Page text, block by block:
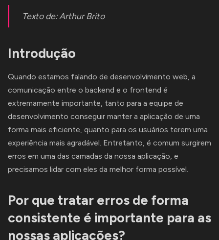
Texto de:Arthur Brito
Introdução
Quando estamos falando de desenvolvimento web, a
comunicação entre o backend e o frontend é
extremamente importante, tanto para a equipe de
desenvolvimento conseguir manter a aplicação de uma
forma mais eficiente, quanto para os usuários terem uma
experiência mais agradável. Entretanto, é comum surgirem
erros em uma das camadas da nossa aplicação, e
precisamos lidar com eles da melhor forma possível.
Por que tratar erros de forma
consistente é importante para as
nossas aplicações?